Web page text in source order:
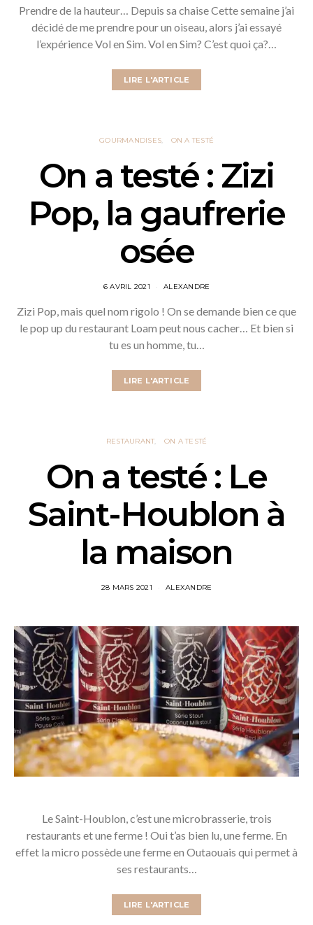
Prendre de la hauteur… Depuis sa chaise Cette semaine j’ai
décidé de me prendre pour un oiseau, alors j’ai essayé
l’expérience Vol en Sim. Vol en Sim? C’est quoi ça?…
LIRE L'ARTICLE
GOURMANDISES ON A TESTÉ
On a testé : Zizi
Pop, la gaufrerie
osée
6 AVRIL 2021 ALEXANDRE
Zizi Pop, mais quel nom rigolo ! On se demande bien ce que
le pop up du restaurant Loam peut nous cacher… Et bien si
tu es un homme, tu…
LIRE L'ARTICLE
RESTAURANT ON A TESTÉ
On a testé : Le
Saint-Houblon à
la maison
28 MARS 2021 ALEXANDRE
Le Saint-Houblon, c’est une microbrasserie, trois
restaurants et une ferme ! Oui t’as bien lu, une ferme. En
effet la micro possède une ferme en Outaouais qui permet à
ses restaurants…
LIRE L'ARTICLE